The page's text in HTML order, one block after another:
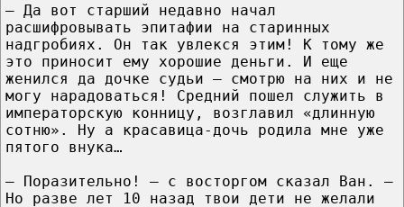
— Да вот старший недавно начал
расшифровывать эпитафии на старинных
надгробиях. Он так увлекся этим! К тому же
это приносит ему хорошие деньги. И еще
женился да дочке судьи — смотрю на них и не
могу нарадоваться! Средний пошел служить в
императорскую конницу, возглавил «длинную
сотню». Ну а красавица-дочь родила мне уже
пятого внука…
— Поразительно! – с восторгом сказал Ван. –
Но разве лет 10 назад твои дети не желали